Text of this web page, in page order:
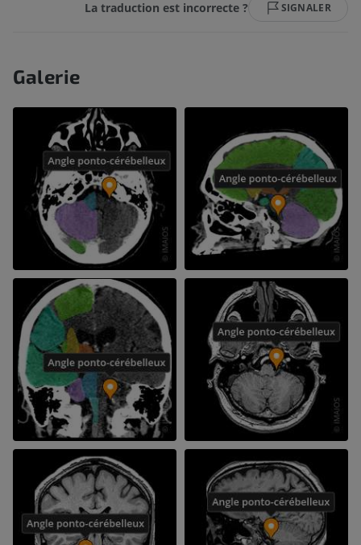
La traduction est incorrecte ? SIGNALER
Galerie